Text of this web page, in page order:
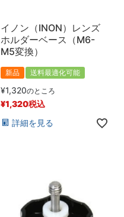
イノン（INON）レンズ
ホルダーベース（M6-
M5変換）
新品 送料最適化可能
¥1,320のところ
¥1,320税込
詳細を見る